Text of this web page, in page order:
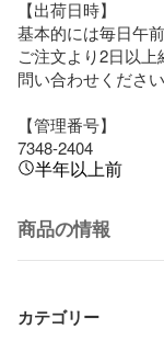
【出荷日時】
基本的には毎日午
ご注文より2日以
問い合わせください
【管理番号】
7348-2404
半年以上前
商品の情報
カテゴリー